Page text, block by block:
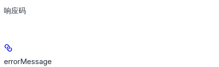
响应码
errorMessage